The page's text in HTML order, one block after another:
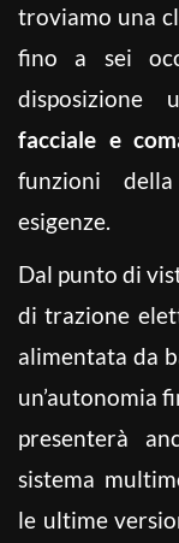
troviamo una
fino a sei
disposizione
facciale e
funzioni
esigenze.
Dal punto di
di trazione
alimentata da
un’autonomia
presenterà
sistema
le ultime